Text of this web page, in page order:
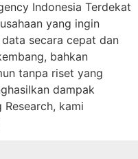
Indonesia Terdekat
yang ingin
secara cepat dan
bahkan
tanpa riset yang
dampak
Research, kami